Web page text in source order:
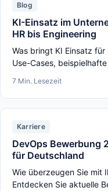
Blog
KI-Einsatz im
HR bis Engineering
Was bringt KI Einsatz
Use-Cases,
7 Min. Lesezeit
Karriere
DevOps Bewerbung
für Deutschland
Wie überzeugen Sie mit
Entdecken Sie aktuelle